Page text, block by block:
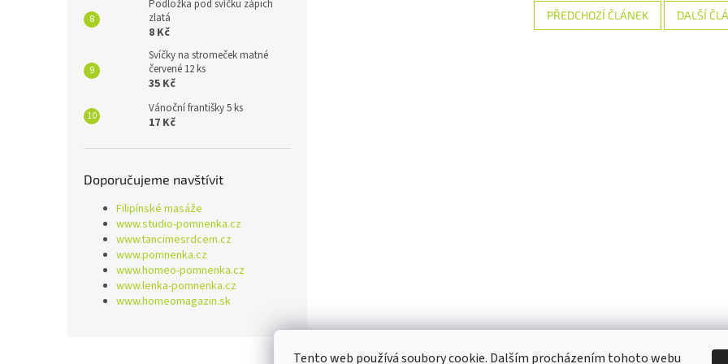
Tento web používá soubory cookie. Dalším procházením tohoto webu
Podložka pod svíčku zápich
zlatá
8 Kč
Svíčky na stromeček matné
červené 12 ks
35 Kč
Vánoční františky 5 ks
17 Kč
Doporučujeme navštívit
Filipínské masáže
www.studio-pomnenka.cz
www.tancimesrdcem.cz
www.pomnenka.cz
www.homeo-pomnenka.cz
www.lenka-pomnenka.cz
www.homeomagazin.sk
PŘEDCHOZÍ ČLÁNEK DALŠÍ